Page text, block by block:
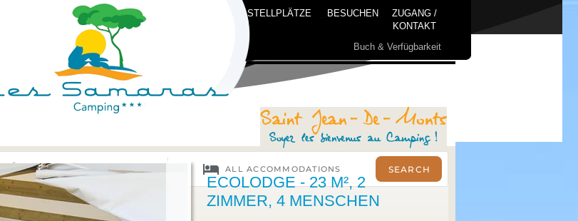
STELLPLÄTZE BESUCHEN
ZUGANG /
KONTAKT
Buch & Verfügbarkeit
ECOLODGE - 23 M², 2
ZIMMER, 4 MENSCHEN